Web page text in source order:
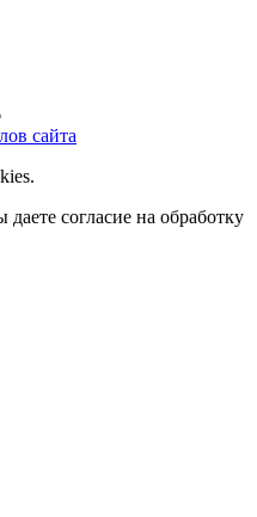
сайта
согласие на обработку